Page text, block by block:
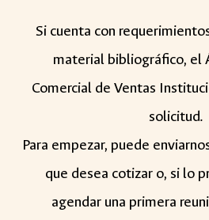
Si cuenta con
material bibliográfico, el
Comercial de Ventas
solicitud.
Para empezar, puede
que desea cotizar o, si lo
agendar una primera